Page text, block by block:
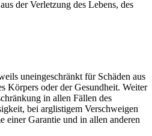
der Verletzung des Lebens, des
uneingeschränkt für Schäden aus
Körpers oder der Gesundheit. Weiter
in allen Fällen des
bei arglistigem Verschweigen
einer Garantie und in allen anderen